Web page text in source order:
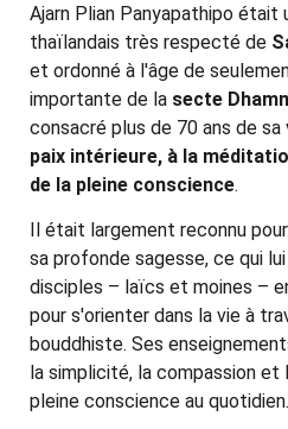
Ajarn Plian Panyapathipo était
thaïlandais très respecté de
et ordonné à l'âge de
importante de la secte
consacré plus de 70 ans de sa
paix intérieure, à la
de la pleine conscience.
Il était largement reconnu
sa profonde sagesse, ce qui
disciples – laïcs et moines –
pour s'orienter dans la vie à
bouddhiste. Ses
la simplicité, la compassion
pleine conscience au quotidien.